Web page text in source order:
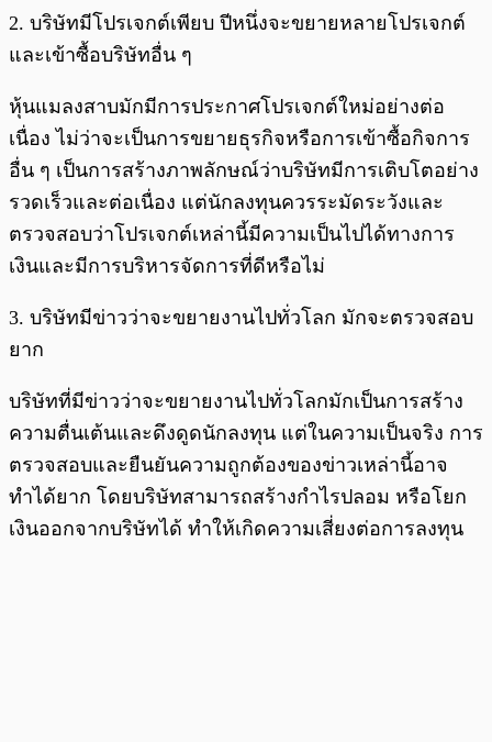
2. บริษัทมีโปรเจกต์เพียบ ปีหนึ่งจะขยายหลายโปรเจกต์
และเข้าซื้อบริษัทอื่น ๆ
หุ้นแมลงสาบมักมีการประกาศโปรเจกต์ใหม่อย่างต่อ
เนื่อง ไม่ว่าจะเป็นการขยายธุรกิจหรือการเข้าซื้อกิจการ
อื่น ๆ เป็นการสร้างภาพลักษณ์ว่าบริษัทมีการเติบโตอย่าง
รวดเร็วและต่อเนื่อง แต่นักลงทุนควรระมัดระวังและ
ตรวจสอบว่าโปรเจกต์เหล่านี้มีความเป็นไปได้ทางการ
เงินและมีการบริหารจัดการที่ดีหรือไม่
3. บริษัทมีข่าวว่าจะขยายงานไปทั่วโลก มักจะตรวจสอบ
ยาก
บริษัทที่มีข่าวว่าจะขยายงานไปทั่วโลกมักเป็นการสร้าง
ความตื่นเต้นและดึงดูดนักลงทุน แต่ในความเป็นจริง การ
ตรวจสอบและยืนยันความถูกต้องของข่าวเหล่านี้อาจ
ทำได้ยาก โดยบริษัทสามารถสร้างกำไรปลอม หรือโยก
เงินออกจากบริษัทได้ ทำให้เกิดความเสี่ยงต่อการลงทุน